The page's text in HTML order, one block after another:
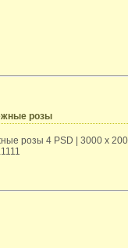
розы
розы 4 PSD | 3000 x